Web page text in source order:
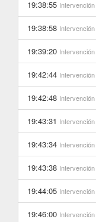
19:38:55 Intervención
19:38:58 Intervención
19:39:20 Intervención
19:42:44 Intervención
19:42:48 Intervención
19:43:31 Intervención
19:43:34 Intervención
19:43:38 Intervención
19:44:05 Intervención
19:46:00 Intervención